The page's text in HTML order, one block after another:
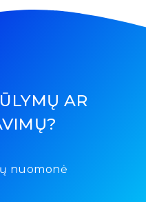
AR
nuomonė